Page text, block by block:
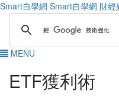
Smart自學網 Smart自學網 財經
MENU
ETF獲利術